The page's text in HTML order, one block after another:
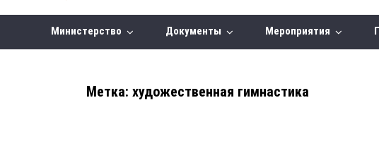
Министерство Документы Мероприятия
Метка: художественная гимнастика